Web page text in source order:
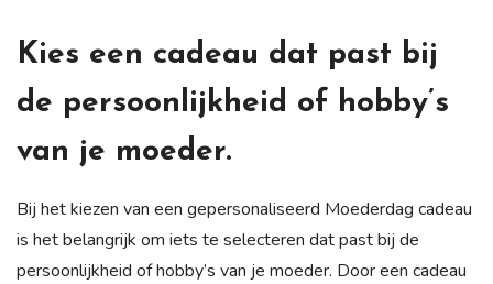
Kies een cadeau dat past bij
de persoonlijkheid of hobby’s
van je moeder.
Bij het kiezen van een gepersonaliseerd Moederdag cadeau
is het belangrijk om iets te selecteren dat past bij de
persoonlijkheid of hobby’s van je moeder. Door een cadeau